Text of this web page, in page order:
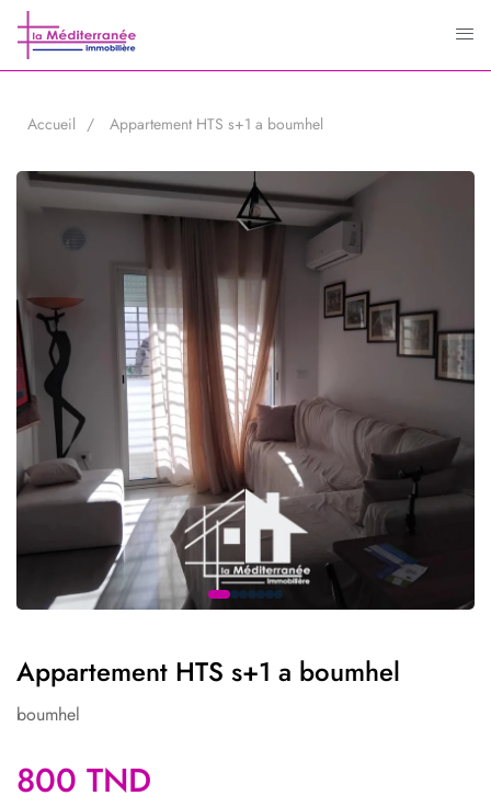
Accueil Appartement HTS s+1 a boumhel
Appartement HTS s+1 a boumhel
boumhel
800 TND